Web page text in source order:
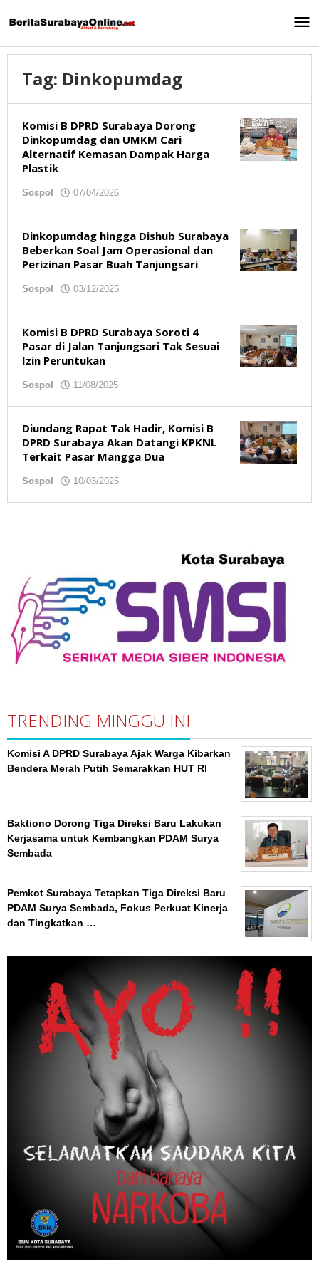
ke
Tag: Dinkopumdag
Komisi B DPRD Surabaya Dorong
Dinkopumdag dan UMKM Cari
Alternatif Kemasan Dampak Harga
Plastik
Sospol 07/04/2026
Dinkopumdag hingga Dishub Surabaya
Beberkan Soal Jam Operasional dan
Perizinan Pasar Buah Tanjungsari
Sospol 03/12/2025
Komisi B DPRD Surabaya Soroti 4
Pasar di Jalan Tanjungsari Tak Sesuai
Izin Peruntukan
Sospol 11/08/2025
Diundang Rapat Tak Hadir, Komisi B
DPRD Surabaya Akan Datangi KPKNL
Terkait Pasar Mangga Dua
Sospol 10/03/2025
TRENDING MINGGU INI
Komisi A DPRD Surabaya Ajak Warga Kibarkan
Bendera Merah Putih Semarakkan HUT RI
Baktiono Dorong Tiga Direksi Baru Lakukan
Kerjasama untuk Kembangkan PDAM Surya
Sembada
Pemkot Surabaya Tetapkan Tiga Direksi Baru
PDAM Surya Sembada, Fokus Perkuat Kinerja
dan Tingkatkan …